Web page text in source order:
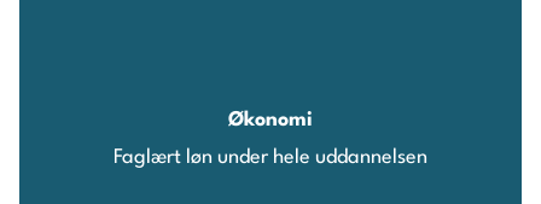
Økonomi
Faglært løn under hele uddannelsen